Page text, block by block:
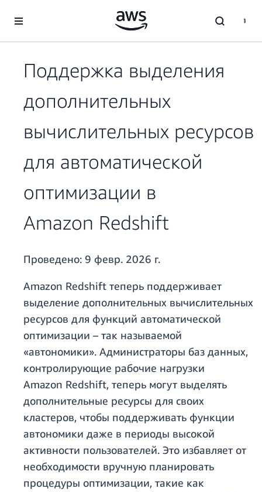
Перейти к главному контенту
Поддержка выделения
дополнительных
вычислительных ресурсов
для автоматической
оптимизации в
Amazon Redshift
Проведено: 9 февр. 2026 г.
Amazon Redshift теперь поддерживает
выделение дополнительных вычислительных
ресурсов для функций автоматической
оптимизации – так называемой
«автономики». Администраторы баз данных,
контролирующие рабочие нагрузки
Amazon Redshift, теперь могут выделять
дополнительные ресурсы для своих
кластеров, чтобы поддерживать функции
автономики даже в периоды высокой
активности пользователей. Это избавляет от
необходимости вручную планировать
процедуры оптимизации, такие как